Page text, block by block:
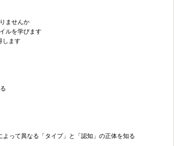
ませんか
ルを学びます
します
って異なる「タイプ」と「認知」の正体を知る